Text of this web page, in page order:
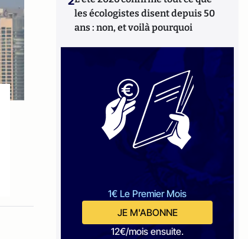
les écologistes disent depuis 50
ans : non, et voilà pourquoi
1€ Le Premier Mois
JE M'ABONNE
12€/mois ensuite.